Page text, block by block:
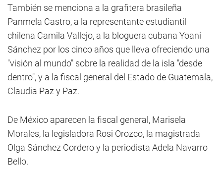
También se menciona a la grafitera brasileña
Panmela Castro, a la representante estudiantil
chilena Camila Vallejo, a la bloguera cubana Yoani
Sánchez por los cinco años que lleva ofreciendo una
"visión al mundo" sobre la realidad de la isla "desde
dentro", y a la fiscal general del Estado de Guatemala,
Claudia Paz y Paz.
De México aparecen la fiscal general, Marisela
Morales, la legisladora Rosi Orozco, la magistrada
Olga Sánchez Cordero y la periodista Adela Navarro
Bello.